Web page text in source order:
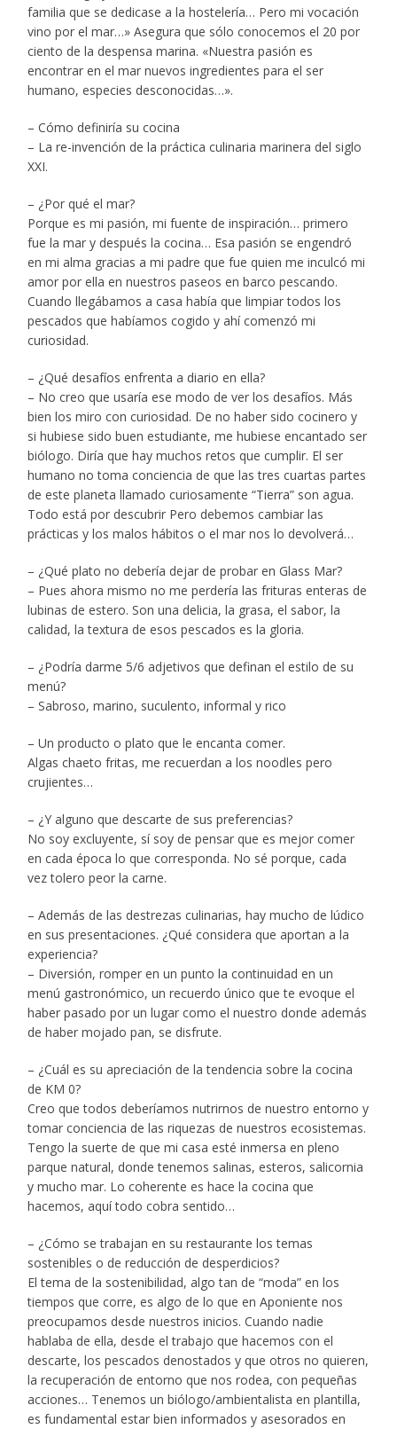
familia que se dedicase a la hostelería… Pero mi vocación
vino por el mar…» Asegura que sólo conocemos el 20 por
ciento de la despensa marina. «Nuestra pasión es
encontrar en el mar nuevos ingredientes para el ser
humano, especies desconocidas…».
– Cómo definiría su cocina
– La re-invención de la práctica culinaria marinera del siglo
XXI.
– ¿Por qué el mar?
Porque es mi pasión, mi fuente de inspiración… primero
fue la mar y después la cocina… Esa pasión se engendró
en mi alma gracias a mi padre que fue quien me inculcó mi
amor por ella en nuestros paseos en barco pescando.
Cuando llegábamos a casa había que limpiar todos los
pescados que habíamos cogido y ahí comenzó mi
curiosidad.
– ¿Qué desafíos enfrenta a diario en ella?
– No creo que usaría ese modo de ver los desafíos. Más
bien los miro con curiosidad. De no haber sido cocinero y
si hubiese sido buen estudiante, me hubiese encantado ser
biólogo. Diría que hay muchos retos que cumplir. El ser
humano no toma conciencia de que las tres cuartas partes
de este planeta llamado curiosamente “Tierra” son agua.
Todo está por descubrir Pero debemos cambiar las
prácticas y los malos hábitos o el mar nos lo devolverá…
– ¿Qué plato no debería dejar de probar en Glass Mar?
– Pues ahora mismo no me perdería las frituras enteras de
lubinas de estero. Son una delicia, la grasa, el sabor, la
calidad, la textura de esos pescados es la gloria.
– ¿Podría darme 5/6 adjetivos que definan el estilo de su
menú?
– Sabroso, marino, suculento, informal y rico
– Un producto o plato que le encanta comer.
Algas chaeto fritas, me recuerdan a los noodles pero
crujientes…
– ¿Y alguno que descarte de sus preferencias?
No soy excluyente, sí soy de pensar que es mejor comer
en cada época lo que corresponda. No sé porque, cada
vez tolero peor la carne.
– Además de las destrezas culinarias, hay mucho de lúdico
en sus presentaciones. ¿Qué considera que aportan a la
experiencia?
– Diversión, romper en un punto la continuidad en un
menú gastronómico, un recuerdo único que te evoque el
haber pasado por un lugar como el nuestro donde además
de haber mojado pan, se disfrute.
– ¿Cuál es su apreciación de la tendencia sobre la cocina
de KM 0?
Creo que todos deberíamos nutrirnos de nuestro entorno y
tomar conciencia de las riquezas de nuestros ecosistemas.
Tengo la suerte de que mi casa esté inmersa en pleno
parque natural, donde tenemos salinas, esteros, salicornia
y mucho mar. Lo coherente es hace la cocina que
hacemos, aquí todo cobra sentido…
– ¿Cómo se trabajan en su restaurante los temas
sostenibles o de reducción de desperdicios?
El tema de la sostenibilidad, algo tan de “moda” en los
tiempos que corre, es algo de lo que en Aponiente nos
preocupamos desde nuestros inicios. Cuando nadie
hablaba de ella, desde el trabajo que hacemos con el
descarte, los pescados denostados y que otros no quieren,
la recuperación de entorno que nos rodea, con pequeñas
acciones… Tenemos un biólogo/ambientalista en plantilla,
es fundamental estar bien informados y asesorados en